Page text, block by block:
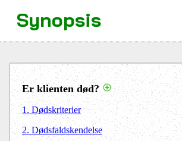
Er klienten død?
1. Dødskriterier
2. Dødsfaldskendelse
Synopsis